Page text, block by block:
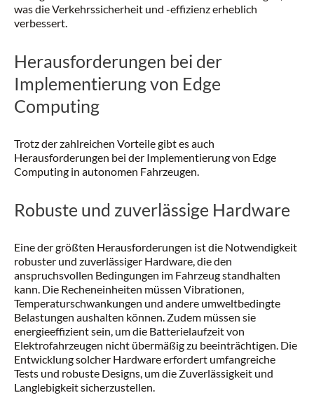
was die Verkehrssicherheit und -effizienz erheblich
verbessert.
Herausforderungen bei der
Implementierung von Edge
Computing
Trotz der zahlreichen Vorteile gibt es auch
Herausforderungen bei der Implementierung von Edge
Computing in autonomen Fahrzeugen.
Robuste und zuverlässige Hardware
Eine der größten Herausforderungen ist die Notwendigkeit
robuster und zuverlässiger Hardware, die den
anspruchsvollen Bedingungen im Fahrzeug standhalten
kann. Die Recheneinheiten müssen Vibrationen,
Temperaturschwankungen und andere umweltbedingte
Belastungen aushalten können. Zudem müssen sie
energieeffizient sein, um die Batterielaufzeit von
Elektrofahrzeugen nicht übermäßig zu beeinträchtigen. Die
Entwicklung solcher Hardware erfordert umfangreiche
Tests und robuste Designs, um die Zuverlässigkeit und
Langlebigkeit sicherzustellen.